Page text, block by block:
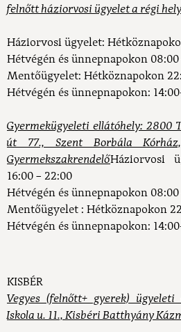
felnőtt háziorvosi ügyelet a régi
Háziorvosi ügyelet:
Hétvégén és ünnepnapokon 08:00
Mentőügyelet: Hétköznapokon
Hétvégén és ünnepnapokon:
Gyermekügyeleti ellátóhely: 2800
út 77., Szent Borbála
GyermekszakrendelőHáziorvosi
16:00 – 22:00
Hétvégén és ünnepnapokon 08:00
Mentőügyelet : Hétköznapokon
Hétvégén és ünnepnapokon:
KISBÉR
Vegyes (felnőtt+ gyerek)
Iskola u. 11., Kisbéri Batthyány